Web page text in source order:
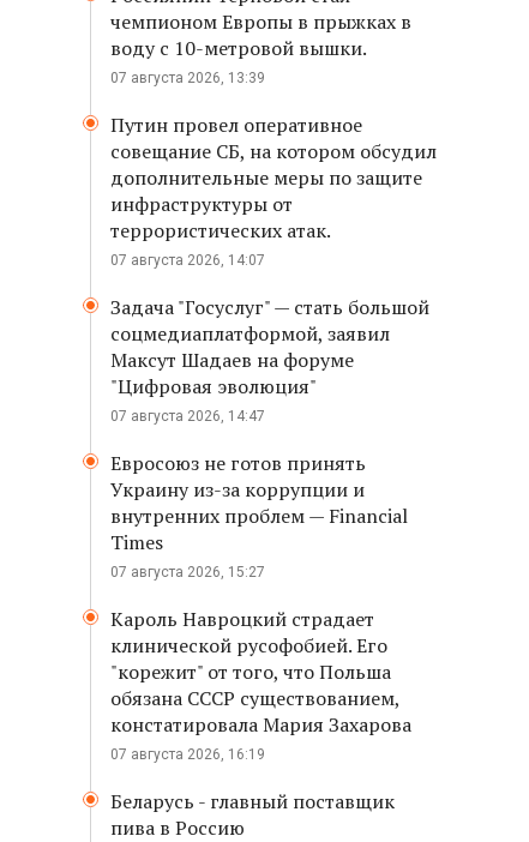
чемпионом Европы в прыжках в
воду с 10-метровой вышки.
07 августа 2026, 13:39
Путин провел оперативное
совещание СБ, на котором обсудил
дополнительные меры по защите
инфраструктуры от
террористических атак.
07 августа 2026, 14:07
Задача "Госуслуг" — стать большой
соцмедиаплатформой, заявил
Максут Шадаев на форуме
"Цифровая эволюция"
07 августа 2026, 14:47
Евросоюз не готов принять
Украину из-за коррупции и
внутренних проблем — Financial
Times
07 августа 2026, 15:27
Кароль Навроцкий страдает
клинической русофобией. Его
"корежит" от того, что Польша
обязана СССР существованием,
констатировала Мария Захарова
07 августа 2026, 16:19
Беларусь - главный поставщик
пива в Россию